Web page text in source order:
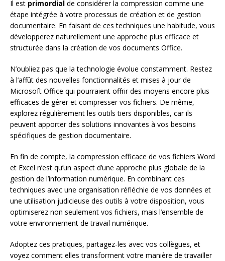
Il est primordial de considérer la compression comme une
étape intégrée à votre processus de création et de gestion
documentaire. En faisant de ces techniques une habitude, vous
développerez naturellement une approche plus efficace et
structurée dans la création de vos documents Office.
N’oubliez pas que la technologie évolue constamment. Restez
à l’affût des nouvelles fonctionnalités et mises à jour de
Microsoft Office qui pourraient offrir des moyens encore plus
efficaces de gérer et compresser vos fichiers. De même,
explorez régulièrement les outils tiers disponibles, car ils
peuvent apporter des solutions innovantes à vos besoins
spécifiques de gestion documentaire.
En fin de compte, la compression efficace de vos fichiers Word
et Excel n’est qu’un aspect d’une approche plus globale de la
gestion de l’information numérique. En combinant ces
techniques avec une organisation réfléchie de vos données et
une utilisation judicieuse des outils à votre disposition, vous
optimiserez non seulement vos fichiers, mais l’ensemble de
votre environnement de travail numérique.
Adoptez ces pratiques, partagez-les avec vos collègues, et
voyez comment elles transforment votre manière de travailler